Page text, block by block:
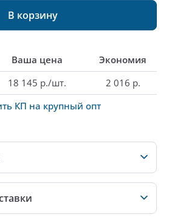
В корзину
Ваша цена
Экономия
18 145 р./шт.
2 016 р.
КП на крупный опт